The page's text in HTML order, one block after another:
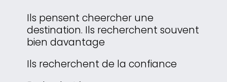
Ils pensent cheercher une
destination. Ils recherchent souvent
bien davantage
Ils recherchent de la confiance